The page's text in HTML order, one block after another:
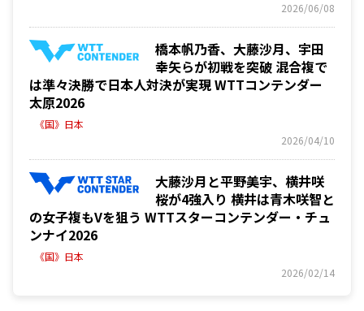
2026/06/08
橋本帆乃香、大藤沙月、宇田
幸矢らが初戦を突破 混合複で
は準々決勝で日本人対決が実現 WTTコンテンダー
太原2026
《国》日本
2026/04/10
大藤沙月と平野美宇、横井咲
桜が4強入り 横井は青木咲智と
の女子複もVを狙う WTTスターコンテンダー・チュ
ンナイ2026
《国》日本
2026/02/14